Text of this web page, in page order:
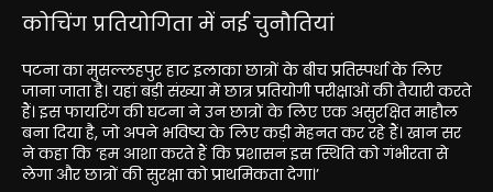
कोचिंग प्रतियोगिता में नई चुनौतियां
पटना का मुसल्लहपुर हाट इलाका छात्रों के बीच प्रतिस्पर्धा के लिए
जाना जाता है। यहां बड़ी संख्या में छात्र प्रतियोगी परीक्षाओं की तैयारी करते
हैं। इस फायरिंग की घटना ने उन छात्रों के लिए एक असुरक्षित माहौल
बना दिया है, जो अपने भविष्य के लिए कड़ी मेहनत कर रहे हैं। खान सर
ने कहा कि ‘हम आशा करते हैं कि प्रशासन इस स्थिति को गंभीरता से
लेगा और छात्रों की सुरक्षा को प्राथमिकता देगा।’